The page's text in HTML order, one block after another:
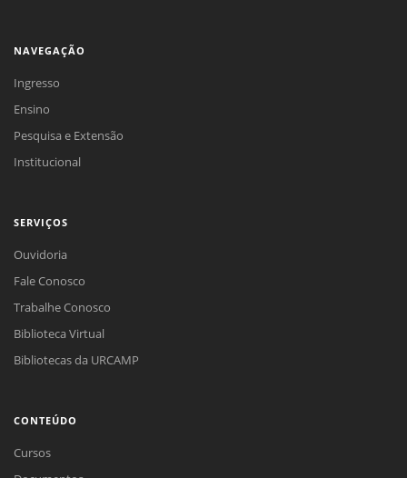
NAVEGAÇÃO
Ingresso
Ensino
Pesquisa e Extensão
Institucional
SERVIÇOS
Ouvidoria
Fale Conosco
Trabalhe Conosco
Biblioteca Virtual
Bibliotecas da URCAMP
CONTEÚDO
Cursos